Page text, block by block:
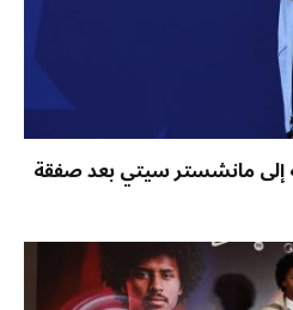
إلى مانشستر سيتي بعد صفقة